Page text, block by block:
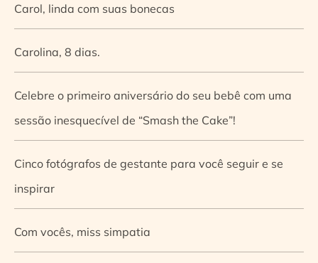
Carol, linda com suas bonecas
Carolina, 8 dias.
Celebre o primeiro aniversário do seu bebê com uma
sessão inesquecível de “Smash the Cake”!
Cinco fotógrafos de gestante para você seguir e se
inspirar
Com vocês, miss simpatia